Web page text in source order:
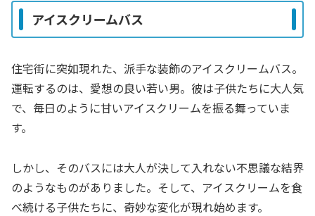
アイスクリームバス
住宅街に突如現れた、派手な装飾のアイスクリームバス。
運転するのは、愛想の良い若い男。彼は子供たちに大人気
で、毎日のように甘いアイスクリームを振る舞っていま
す。
しかし、そのバスには大人が決して入れない不思議な結界
のようなものがありました。そして、アイスクリームを食
べ続ける子供たちに、奇妙な変化が現れ始めます。